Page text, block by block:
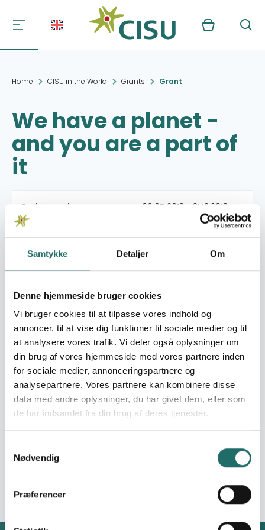
Samtykke Detaljer Om
Denne hjemmeside bruger cookies
Vi bruger cookies til at tilpasse vores indhold og
annoncer, til at vise dig funktioner til sociale medier og til
at analysere vores trafik. Vi deler også oplysninger om
din brug af vores hjemmeside med vores partnere inden
for sociale medier, annonceringspartnere og
analysepartnere. Vores partnere kan kombinere disse
data med andre oplysninger, du har givet dem, eller som
de har indsamlet fra din brug af deres tjenester.
Nødvendig
Præferencer
Kurv Søg
Home CISU in the World Grants Grant
We have a planet -
and you are a part of
it
Project period: 06.05.2013 - 31.12.2013
Granted amount: 12,500,- DKK
Organization: VedvarendeEnergi
Grant type: Oplysningsaktivitet
Efforts take place in: Denmark
Resume
af pap inviterer foreningen til snak om bæredygtighed.
Klimapolitik og hverdagsråd til at leve mere